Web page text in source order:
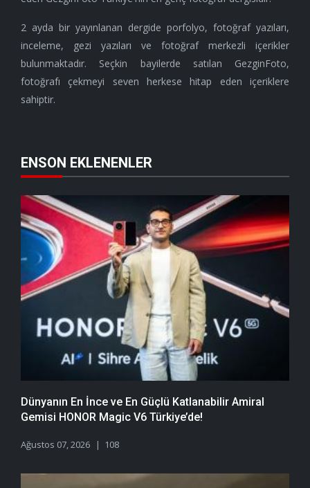
2 ayda bir yayınlanan dergide porfolyo, fotoğraf yazıları,
inceleme, gezi yazıları ve fotoğraf merkezli içerikler
bulunmaktadır. Seçkin bayilerde satılan GezginFoto,
fotoğrafı çekmeyi seven herkese hitap eden içeriklere
sahiptir.
ENSON EKLENENLER
Dünyanın En İnce ve En Güçlü Katlanabilir Amiral
Gemisi HONOR Magic V6 Türkiye’de!
Ağustos 07, 2026 108